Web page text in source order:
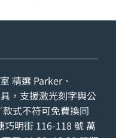
精選 Parker、
，支援激光刻字與公
式不符可免費換同
巧明街 116-118 號 萬